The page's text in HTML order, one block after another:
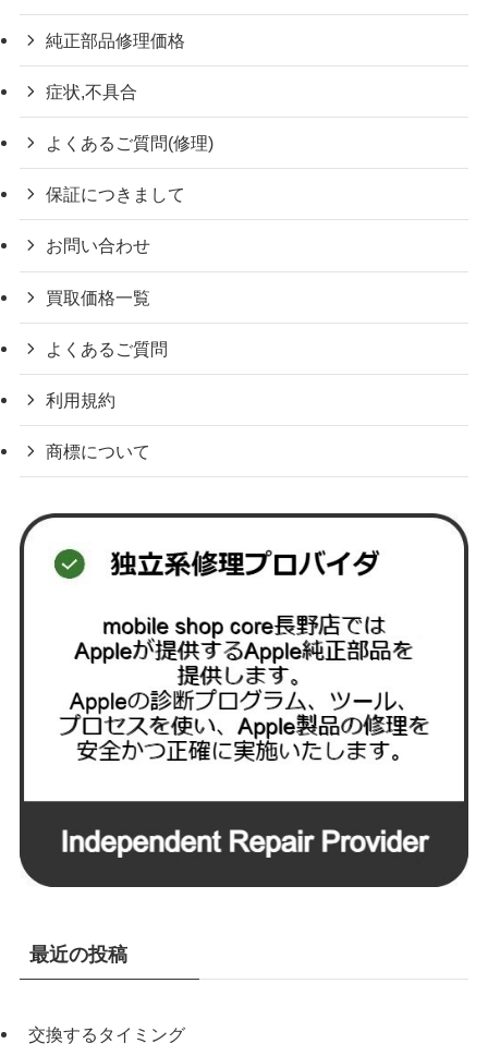
純正部品修理価格
症状,不具合
よくあるご質問(修理)
保証につきまして
お問い合わせ
買取価格一覧
よくあるご質問
利用規約
商標について
最近の投稿
交換するタイミング